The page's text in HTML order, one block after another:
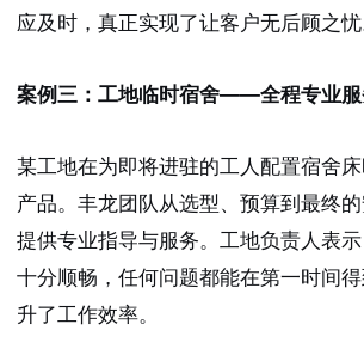
应及时，真正实现了让客户无后顾之忧
案例三：工地临时宿舍——全程专业
某工地在为即将进驻的工人配置宿舍
产品。丰龙团队从选型、预算到最终
提供专业指导与服务。工地负责人表
十分顺畅，任何问题都能在第一时间
升了工作效率。